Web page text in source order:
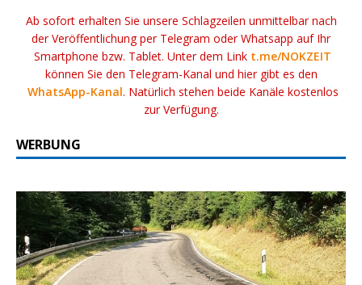
Ab sofort erhalten Sie unsere Schlagzeilen unmittelbar nach
der Veröffentlichung per Telegram oder Whatsapp auf Ihr
Smartphone bzw. Tablet. Unter dem Link t.me/NOKZEIT
können Sie den Telegram-Kanal und hier gibt es den
WhatsApp-Kanal. Natürlich stehen beide Kanäle kostenlos
zur Verfügung.
WERBUNG